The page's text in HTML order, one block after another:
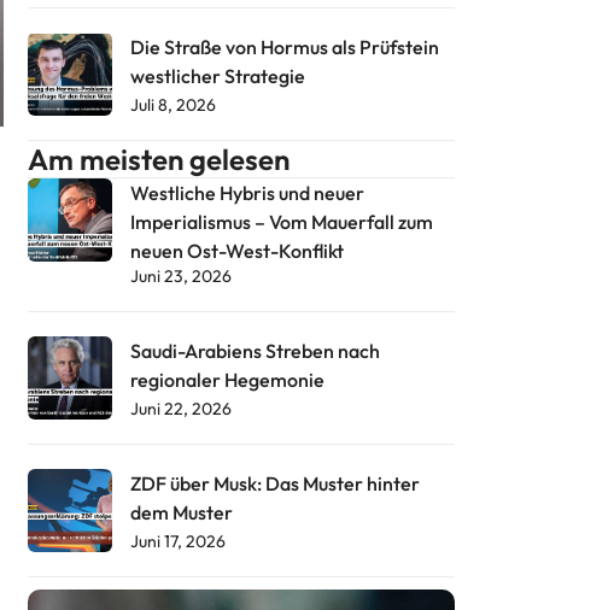
Die Straße von Hormus als Prüfstein
westlicher Strategie
Juli 8, 2026
Am meisten gelesen
Westliche Hybris und neuer
Imperialismus – Vom Mauerfall zum
neuen Ost-West-Konflikt
Juni 23, 2026
Saudi-Arabiens Streben nach
regionaler Hegemonie
Juni 22, 2026
ZDF über Musk: Das Muster hinter
dem Muster
Juni 17, 2026